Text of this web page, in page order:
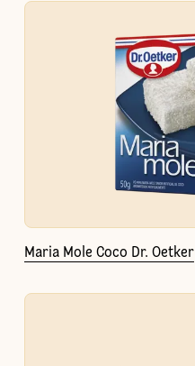
Maria Mole Coco Dr. Oetker